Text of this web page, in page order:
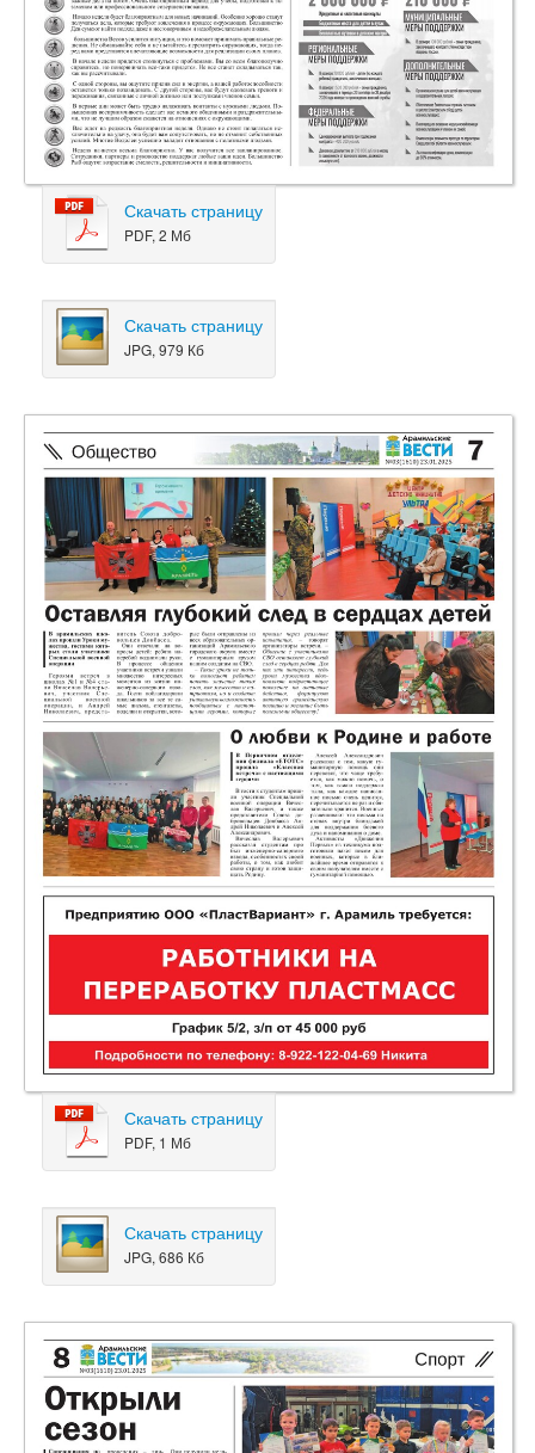
Скачать страницу
PDF, 2 Мб
Скачать страницу
JPG, 979 Кб
Скачать страницу
PDF, 1 Мб
Скачать страницу
JPG, 686 Кб